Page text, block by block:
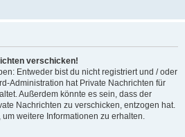
verschicken!
Entweder bist du nicht registriert und / oder
Administration hat Private Nachrichten für
Außerdem könnte es sein, dass der
Nachrichten zu verschicken, entzogen hat.
um weitere Informationen zu erhalten.